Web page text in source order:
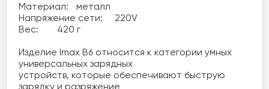
Материал:	металл
Напряжение сети:	220V
Вес:	420 г
Изделие Imax B6 относится к категории умных
универсальных зарядных
устройств, которые обеспечивают быструю
зарядку и разряжение